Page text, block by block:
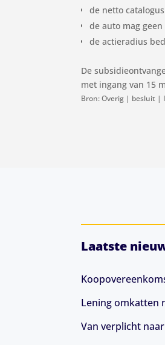
de netto
de auto mag
de actieradius
De
met ingang van 15
Bron: Overig | besluit |
Laatste
Lening omkatten
Van verplicht